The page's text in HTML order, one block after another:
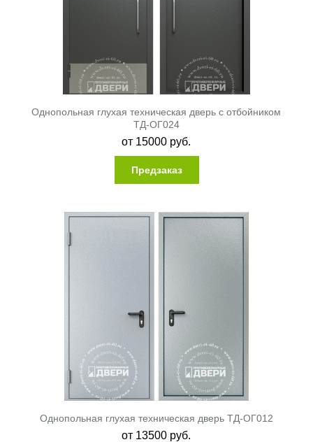
Однопольная глухая техническая дверь с отбойником
ТД-ОГ024
от 15000 руб.
Предзаказ
Однопольная глухая техническая дверь ТД-ОГ012
от 13500 руб.